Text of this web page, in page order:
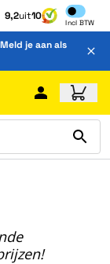
9,2uit10
Incl BTW
Inclusief
Meld je aan als